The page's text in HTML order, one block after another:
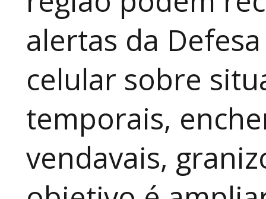
alertas da
celular sobre
temporais,
vendavais,